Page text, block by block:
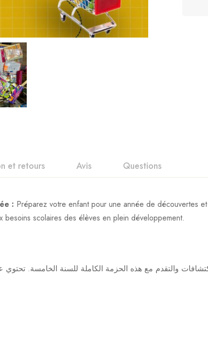
et retours Avis Questions
: Préparez votre enfant pour une année de découvertes
besoins scolaires des élèves en plein développement.
والتقدم مع هذه الحزمة الكاملة للسنة الخامسة. تحتوي